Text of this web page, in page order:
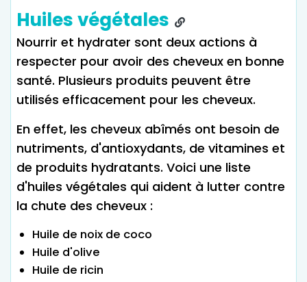
Huiles végétales
Nourrir et hydrater sont deux actions à
respecter pour avoir des cheveux en bonne
santé. Plusieurs produits peuvent être
utilisés efficacement pour les cheveux.
En effet, les cheveux abîmés ont besoin de
nutriments, d'antioxydants, de vitamines et
de produits hydratants. Voici une liste
d'huiles végétales qui aident à lutter contre
la chute des cheveux :
Huile de noix de coco
Huile d'olive
Huile de ricin